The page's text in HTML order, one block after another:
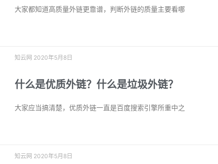
大家都知道高质量外链更靠谱，判断外链的质量主要看哪
知云网 2020年5月8日
什么是优质外链？什么是垃圾外链？
大家应当搞清楚，优质外链一直是百度搜索引擎所重中之
知云网 2020年5月8日